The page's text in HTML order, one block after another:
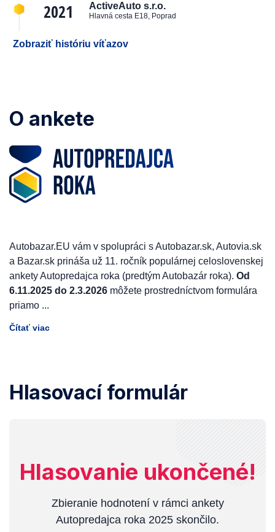
2021 ActiveAuto s.r.o.
Hlavná cesta E18, Poprad
Zobraziť históriu víťazov
O ankete
Autobazar.EU vám v spolupráci s Autobazar.sk, Autovia.sk
a Bazar.sk prináša už 11. ročník populárnej celoslovenskej
ankety Autopredajca roka (predtým Autobazár roka). Od
6.11.2025 do 2.3.2026 môžete prostredníctvom formulára
priamo ...
Čítať viac
Hlasovací formulár
Hlasovanie ukončené!
Zbieranie hodnotení v rámci ankety
Autopredajca roka 2025 skončilo.